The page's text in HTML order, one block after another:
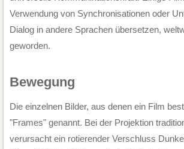
Verwendung von Synchronisationen oder
Dialog in andere Sprachen übersetzen,
geworden.
Bewegung
Die einzelnen Bilder, aus denen ein Film
"Frames" genannt. Bei der Projektion
verursacht ein rotierender Verschluss